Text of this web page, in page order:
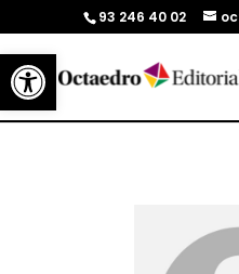
Abrir barra de herramientas
93 246 40 02